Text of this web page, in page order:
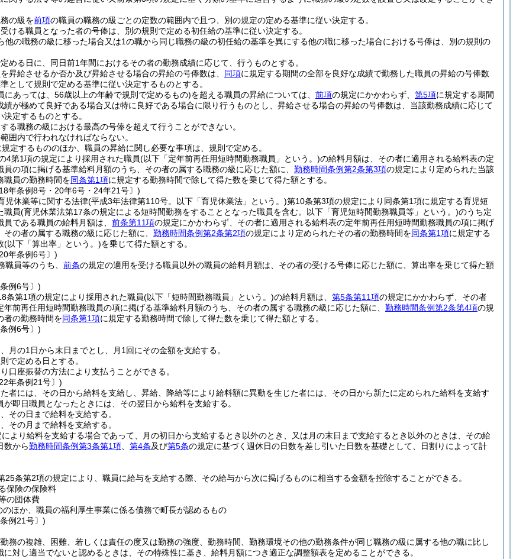
の級を前項の職員の職務の級ごとの定数の範囲内で且つ、別の規定の定める基準に従い決定する。
ける職員となった者の号俸は、別の規則で定める初任給の基準に従い決定する。
他の職務の級に移った場合又は1の職から同じ職務の級の初任給の基準を異にする他の職に移った場合における号俸は、別の規則の
める日に、同日前1年間におけるその者の勤務成績に応じて、行うものとする。
昇給させるか否か及び昇給させる場合の昇給の号俸数は、 同項に規定する期間の全部を良好な成績で勤務した職員の昇給の号俸数
として規則で定める基準に従い決定するものとする。
にあっては、56歳以上の年齢で規則で定めるもの)を超える職員の昇給については、 前項の規定にかかわらず、 第5項に規定する期間
績が極めて良好である場合又は特に良好である場合に限り行うものとし、昇給させる場合の昇給の号俸数は、当該勤務成績に応じて
定するものとする。
る職務の級における最高の号俸を超えて行うことができない。
囲内で行われなければならない。
規定するもののほか、職員の昇給に関し必要な事項は、規則で定める。
4第1項の規定により採用された職員(以下「定年前再任用短時間勤務職員」という。)の給料月額は、その者に適用される給料表の定
の項に掲げる基準給料月額のうち、その者の属する職務の級に応じた額に、 勤務時間条例第2条第3項の規定により定められた当該
職員の勤務時間を同条第1項に規定する勤務時間で除して得た数を乗じて得た額とする。
年条例8号・20年6号・24年21号〕)
児休業等に関する法律(平成3年法律第110号。以下「育児休業法」という。)第10条第3項の規定により同条第1項に規定する育児短
職員(育児休業法第17条の規定による短時間勤務をすることとなった職員を含む。以下「育児短時間勤務職員等」という。)のうち定
である職員の給料月額は、 前条第11項の規定にかかわらず、その者に適用される給料表の定年前再任用短時間勤務職員の項に掲げ
の者の属する職務の級に応じた額に、 勤務時間条例第2条第2項の規定により定められたその者の勤務時間を同条第1項に規定する
(以下「算出率」という。)を乗じて得た額とする。
年条例6号〕)
職員等のうち、 前条の規定の適用を受ける職員以外の職員の給料月額は、その者の受ける号俸に応じた額に、算出率を乗じて得た額
例6号〕)
条第1項の規定により採用された職員(以下「短時間勤務職員」という。)の給料月額は、 第5条第11項の規定にかかわらず、その者
年前再任用短時間勤務職員の項に掲げる基準給料月額のうち、その者の属する職務の級に応じた額に、 勤務時間条例第2条第4項の規
者の勤務時間を同条第1項に規定する勤務時間で除して得た数を乗じて得た額とする。
例6号〕)
月の1日から末日までとし、月1回にその金額を支給する。
で定める日とする。
口座振替の方法により支払うことができる。
年条例21号〕)
者には、その日から給料を支給し、昇給、降給等により給料額に異動を生じた者には、その日から新たに定められた給料を支給す
即日職員となったときには、その翌日から給料を支給する。
その日まで給料を支給する。
その月まで給料を支給する。
より給料を支給する場合であって、月の初日から支給するとき以外のとき、又は月の末日まで支給するとき以外のときは、その給
数から勤務時間条例第3条第1項 第4条及び第5条の規定に基づく週休日の日数を差し引いた日数を基礎として、日割りによって計
25条第2項の規定により、職員に給与を支給する際、その給与から次に掲げるものに相当する金額を控除することができる。
保険の保険料
の団体費
のほか、職員の福利厚生事業に係る債務で町長が認めるもの
例21号〕)
務の複雑、困難、若しくは責任の度又は勤務の強度、勤務時間、勤務環境その他の勤務条件が同じ職務の級に属する他の職に比し
対し適当でないと認めるときは、その特殊性に基き、給料月額につき適正な調整額表を定めることができる。